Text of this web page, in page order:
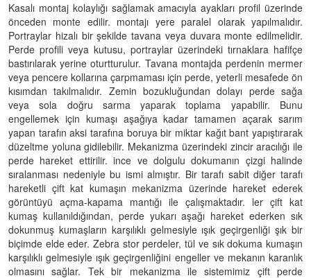
Kasalı montaj kolaylığı sağlamak amacıyla ayakları profil üzerinde
önceden monte edilir. montajı yere paralel olarak yapılmalıdır.
Portraylar hizalı bir şekilde tavana veya duvara monte edilmelidir.
Perde profili veya kutusu, portraylar üzerindeki tırnaklara hafifçe
bastırılarak yerine oturtturulur. Tavana montajda perdenin mermer
veya pencere kollarına çarpmaması için perde, yeterli mesafede ön
kısımdan takılmalıdır. Zemin bozukluğundan dolayı perde sağa
veya sola doğru sarma yaparak toplama yapabilir. Bunu
engellemek için kumaşı aşağıya kadar tamamen açarak sarım
yapan tarafın aksi tarafına boruya bir miktar kağıt bant yapıştırarak
düzeltme yoluna gidilebilir. Mekanizma üzerindeki zincir aracılığı ile
perde hareket ettirilir. ince ve dolgulu dokumanın çizgi halinde
sıralanması nedeniyle bu ismi almıştır. Bir tarafı sabit diğer tarafı
hareketli çift kat kumaşın mekanizma üzerinde hareket ederek
görüntüyü açma-kapama mantığı ile çalışmaktadır. ler çift kat
kumaş kullanıldığından, perde yukarı aşağı hareket ederken sık
dokunmuş kumaşların karşılıklı gelmesiyle ışık geçirgenliği şık bir
biçimde elde eder. Zebra stor perdeler, tül ve sık dokuma kumaşın
karşılıklı gelmesiyle ışık geçirgenliğini engeller ve mekanın karanlık
olmasını sağlar. Tek bir mekanizma ile sistemimiz çift perde